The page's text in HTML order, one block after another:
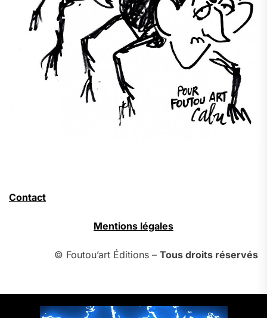
Contact
Mentions légales
© Foutou’art Éditions – Tous droits réservés